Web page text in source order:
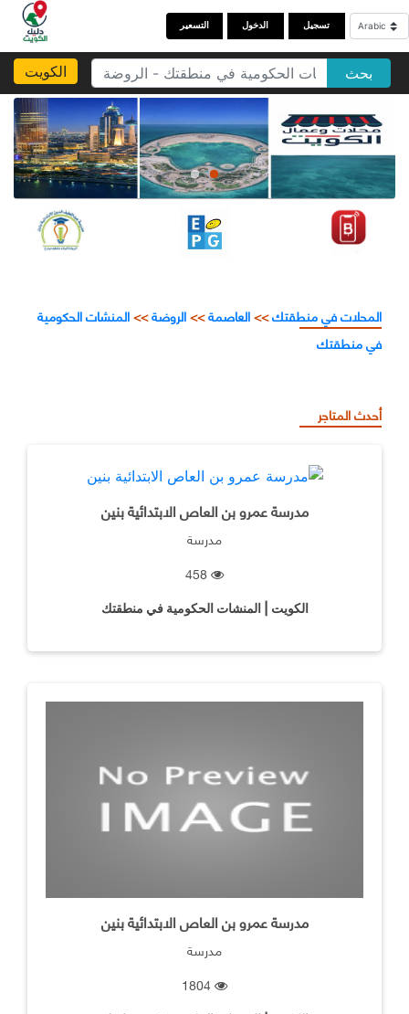
التسعير الدخول تسجيل
الكويت بحث
المحلات في منطقتك>>العاصمة>>الروضة>>المنشات الحكومية
في منطقتك
أحدث المتاجر
مدرسة عمرو بن العاص الابتدائية بنين
مدرسة
الكويت | المنشات الحكومية في منطقتك
مدرسة عمرو بن العاص الابتدائية بنين
مدرسة